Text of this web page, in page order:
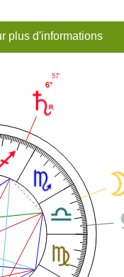
plus d'informations
6°
57'